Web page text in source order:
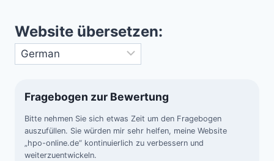
Website übersetzen:
Fragebogen zur Bewertung
Bitte nehmen Sie sich etwas Zeit um den Fragebogen
auszufüllen. Sie würden mir sehr helfen, meine Website
„hpo-online.de“ kontinuierlich zu verbessern und
weiterzuentwickeln.